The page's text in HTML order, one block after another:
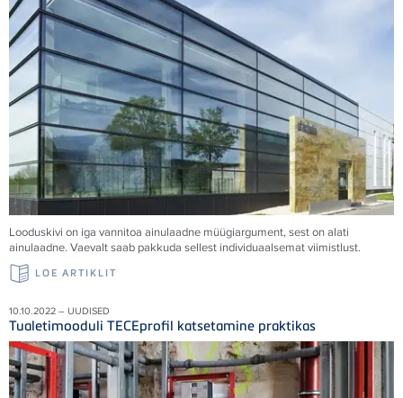
Looduskivi on iga vannitoa ainulaadne müügiargument, sest on alati
ainulaadne. Vaevalt saab pakkuda sellest individuaalsemat viimistlust.
LOE ARTIKLIT
10.10.2022 – UUDISED
Tualetimooduli TECEprofil katsetamine praktikas